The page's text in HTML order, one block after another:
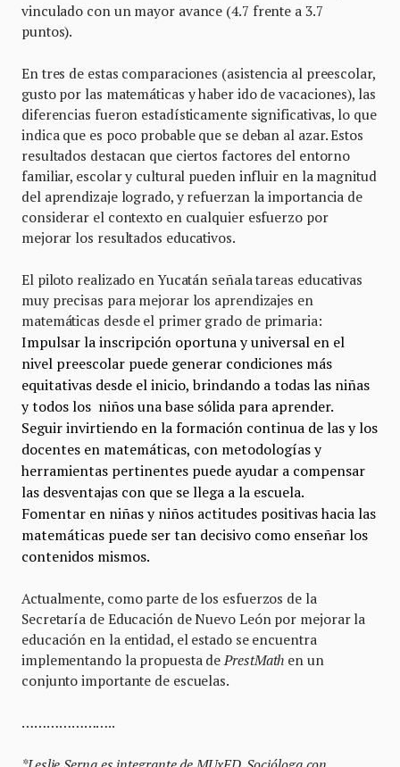
vinculado con un mayor avance (4.7 frente a 3.7
puntos).
En tres de estas comparaciones (asistencia al preescolar,
gusto por las matemáticas y haber ido de vacaciones), las
diferencias fueron estadísticamente significativas, lo que
indica que es poco probable que se deban al azar. Estos
resultados destacan que ciertos factores del entorno
familiar, escolar y cultural pueden influir en la magnitud
del aprendizaje logrado, y refuerzan la importancia de
considerar el contexto en cualquier esfuerzo por
mejorar los resultados educativos.
El piloto realizado en Yucatán señala tareas educativas
muy precisas para mejorar los aprendizajes en
matemáticas desde el primer grado de primaria:
Impulsar la inscripción oportuna y universal en el
nivel preescolar puede generar condiciones más
equitativas desde el inicio, brindando a todas las niñas
y todos los niños una base sólida para aprender.
Seguir invirtiendo en la formación continua de las y los
docentes en matemáticas, con metodologías y
herramientas pertinentes puede ayudar a compensar
las desventajas con que se llega a la escuela.
Fomentar en niñas y niños actitudes positivas hacia las
matemáticas puede ser tan decisivo como enseñar los
contenidos mismos.
Actualmente, como parte de los esfuerzos de la
Secretaría de Educación de Nuevo León por mejorar la
educación en la entidad, el estado se encuentra
implementando la propuesta de PrestMath en un
conjunto importante de escuelas.
…………………..